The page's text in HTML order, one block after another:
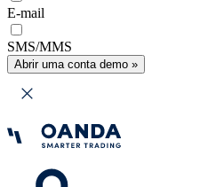
E-mail
SMS/MMS
Abrir uma conta demo »